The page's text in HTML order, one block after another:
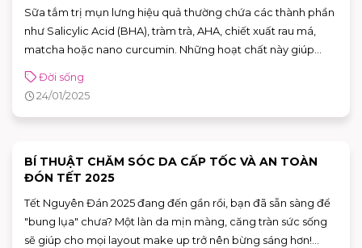
Sữa tắm trị mụn lưng hiệu quả thường chứa các thành phần
như Salicylic Acid (BHA), tràm trà, AHA, chiết xuất rau má,
matcha hoặc nano curcumin. Những hoạt chất này giúp
giảm viêm hiệu quả. Bài viết này sẽ gợi ý 15 loại sữa tắm trị
mụn lưng phù hợp, kèm các tiêu chí lựa chọn quan trọng,
Đời sống
24/01/2025
BÍ THUẬT CHĂM SÓC DA CẤP TỐC VÀ AN TOÀN
ĐÓN TẾT 2025
Tết Nguyên Đán 2025 đang đến gần rồi, bạn đã sẵn sàng để
"bung lụa" chưa? Một làn da mịn màng, căng tràn sức sống
sẽ giúp cho mọi layout make up trở nên bừng sáng hơn!